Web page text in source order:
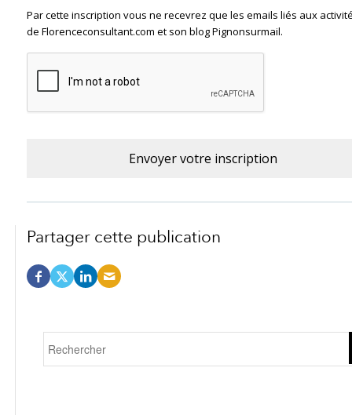
Par cette inscription vous ne recevrez que les emails liés aux
de Florenceconsultant.com et son blog Pignonsurmail.
Partager cette publication